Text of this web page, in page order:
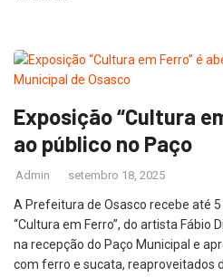
Exposição “Cultura
ao público no Paço
Admin setembro 18, 2025
A Prefeitura de Osasco recebe até
“Cultura em Ferro”, do artista Fábio
na recepção do Paço Municipal e
com ferro e sucata, reaproveitados